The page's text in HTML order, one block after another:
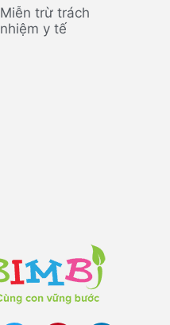
Miễn trừ trách
nhiệm y tế